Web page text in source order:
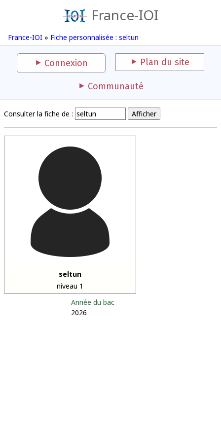
France-IOI
France-IOI » Fiche personnalisée : seltun
Connexion Plan du site
Communauté
Consulter la fiche de :
seltun
niveau 1
Année du bac
2026